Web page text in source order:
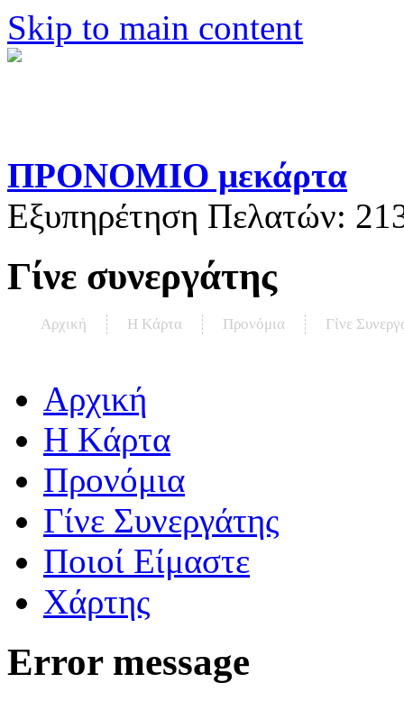
Skip to main content
ΠΡΟΝΟΜΙΟ μεκάρτα
Εξυπηρέτηση Πελατών:
Γίνε συνεργάτης
Αρχική Η Kάρτα Προνόμια Γίνε
Αρχική
Η Kάρτα
Προνόμια
Γίνε Συνεργάτης
Ποιοί Είμαστε
Χάρτης
Error message